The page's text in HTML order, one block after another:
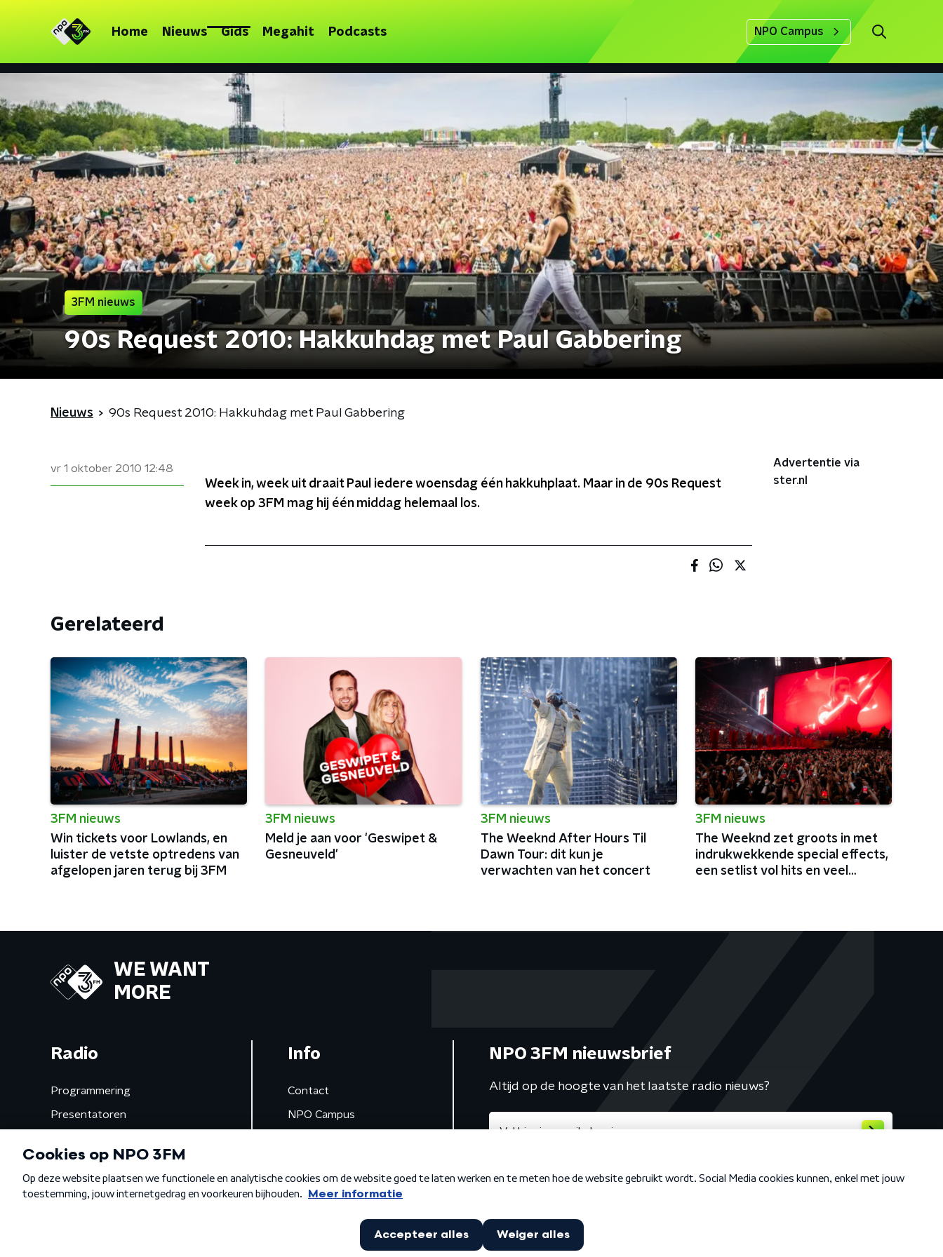
Home Nieuws Gids Megahit Podcasts NPO Campus
3FM nieuws
90s Request 2010: Hakkuhdag met Paul Gabbering
Nieuws 90s Request 2010: Hakkuhdag met Paul Gabbering
vr 1 oktober 2010 12:48
Week in, week uit draait Paul iedere woensdag één hakkuhplaat. Maar in de 90s Request
week op 3FM mag hij één middag helemaal los.
Advertentie via
ster.nl
Gerelateerd
3FM nieuws
Win tickets voor Lowlands, en
luister de vetste optredens van
afgelopen jaren terug bij 3FM
3FM nieuws
Meld je aan voor 'Geswipet &
Gesneuveld'
3FM nieuws
The Weeknd After Hours Til
Dawn Tour: dit kun je
verwachten van het concert
3FM nieuws
The Weeknd zet groots in met
indrukwekkende special effects,
een setlist vol hits en veel
WE WANT
MORE
Radio
Programmering
Presentatoren
Gemist
Info
Contact
NPO Campus
NPO 3FM nieuwsbrief
Altijd op de hoogte van het laatste radio nieuws?
Algemene voorwaarden Privacybeleid